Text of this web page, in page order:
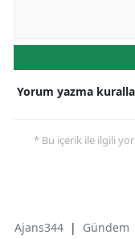
Yorum yazma
* Bu içerik ile ilgili
Ajans344 | Gündem